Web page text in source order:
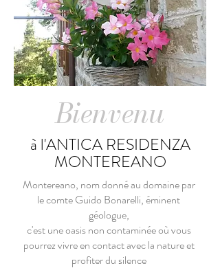
Bienvenu
à l'ANTICA RESIDENZA
MONTEREANO
Montereano, nom donné au domaine par
le comte Guido Bonarelli, éminent
géologue,
c'est une oasis non contaminée où vous
pourrez vivre en contact avec la nature et
profiter du silence